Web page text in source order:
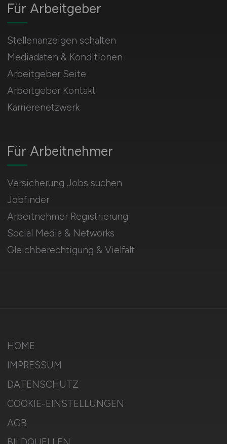
Für Arbeitnehmer
Versicherung Jobs suchen
Jobfinder
Arbeitnehmer Registrierung
Social Media & Networks
Gleichberechtigung & Vielfalt
Für Arbeitgeber
Stellenanzeigen schalten
Mediadaten & Konditionen
Arbeitgeber Seite
Arbeitgeber Kontakt
Karrierenetzwerk
HOME
IMPRESSUM
DATENSCHUTZ
COOKIE-EINSTELLUNGEN
AGB